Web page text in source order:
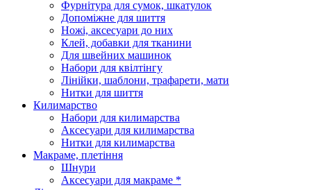
Фурнітура для сумок, шкатулок
Допоміжне для шиття
Ножі, аксесуари до них
Клей, добавки для тканини
Для швейних машинок
Набори для квілтінгу
Лінійки, шаблони, трафарети, мати
Нитки для шиття
Килимарство
Набори для килимарства
Аксесуари для килимарства
Нитки для килимарства
Макраме, плетіння
Шнури
Аксесуари для макраме *